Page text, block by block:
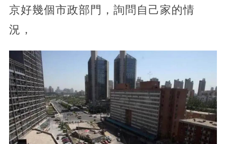
京好幾個市政部門，詢問自己家的情
況，